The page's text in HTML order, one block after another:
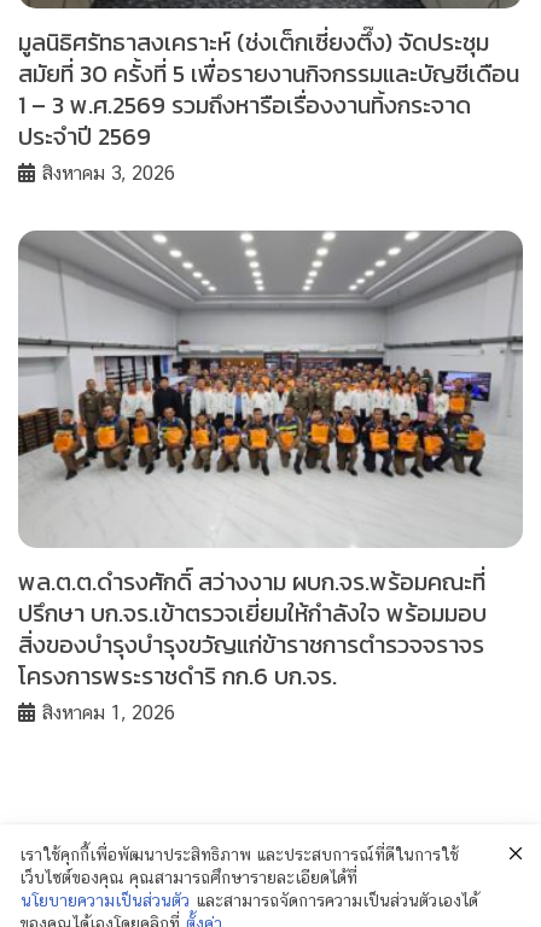
มูลนิธิศรัทธาสงเคราะห์ (ช่งเต็กเซี่ยงตึ๊ง) จัดประชุม
สมัยที่ 30 ครั้งที่ 5 เพื่อรายงานกิจกรรมและบัญชีเดือน
1 – 3 พ.ศ.2569 รวมถึงหารือเรื่องงานทิ้งกระจาด
ประจำปี 2569
สิงหาคม 3, 2026
พล.ต.ต.ดำรงศักดิ์ สว่างงาม ผบก.จร.พร้อมคณะที่
ปรึกษา บก.จร.เข้าตรวจเยี่ยมให้กำลังใจ พร้อมมอบ
สิ่งของบำรุงบำรุงขวัญแก่ข้าราชการตำรวจจราจร
โครงการพระราชดำริ กก.6 บก.จร.
สิงหาคม 1, 2026
เราใช้คุกกี้เพื่อพัฒนาประสิทธิภาพ และประสบการณ์ที่ดีในการใช้
เว็บไซต์ของคุณ คุณสามารถศึกษารายละเอียดได้ที่
นโยบายความเป็นส่วนตัว และสามารถจัดการความเป็นส่วนตัวเองได้